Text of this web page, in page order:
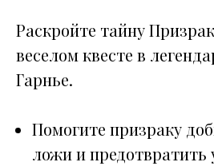
Раскройте тайну
веселом квесте в
Гарнье.
Помогите призраку
ложи и предотвратить